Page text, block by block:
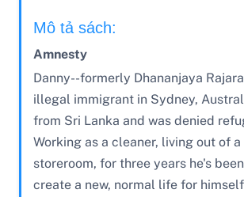
Mô tả sách:
Amnesty
Danny--formerly Dhananjaya
illegal immigrant in Sydney,
from Sri Lanka and was denied
Working as a cleaner, living out of
storeroom, for three years he's
create a new, normal life for